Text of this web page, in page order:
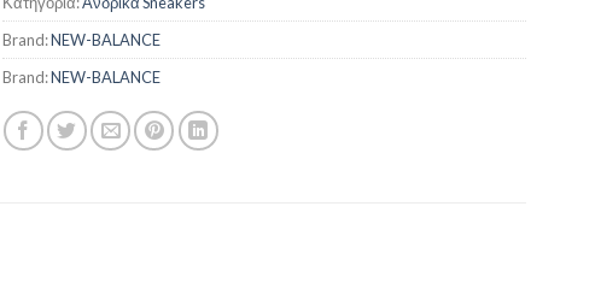
Brand:NEW-BALANCE
Brand:NEW-BALANCE